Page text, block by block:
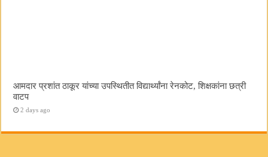
आमदार प्रशांत ठाकूर यांच्या उपस्थितीत विद्यार्थ्यांना रेनकोट, शिक्षकांना छत्री
वाटप
2 days ago